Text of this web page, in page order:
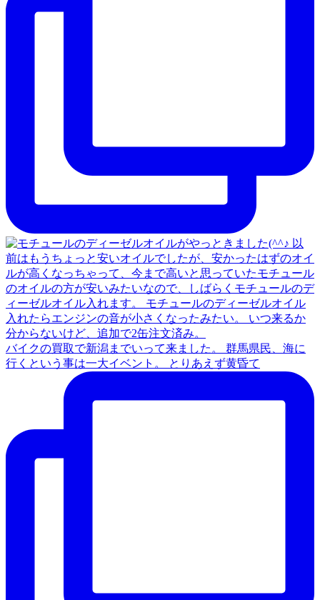
バイクの買取で新潟までいって来ました。 群馬県民、海に
行くという事は一大イベント。 とりあえず黄昏て